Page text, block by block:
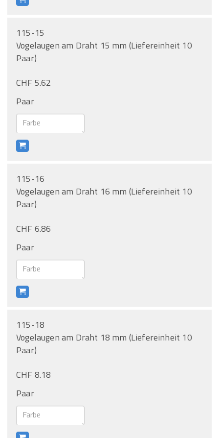
115-15
Vogelaugen am Draht 15 mm (Liefereinheit 10
Paar)
CHF 5.62
Paar
115-16
Vogelaugen am Draht 16 mm (Liefereinheit 10
Paar)
CHF 6.86
Paar
115-18
Vogelaugen am Draht 18 mm (Liefereinheit 10
Paar)
CHF 8.18
Paar